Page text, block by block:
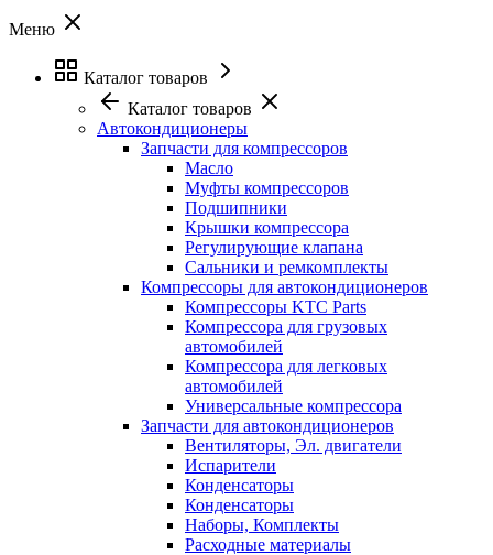
Меню
Каталог товаров
Каталог товаров
Автокондиционеры
Запчасти для компрессоров
Масло
Муфты компрессоров
Подшипники
Крышки компрессора
Регулирующие клапана
Сальники и ремкомплекты
Компрессоры для автокондиционеров
Компрессоры KTC Parts
Компрессора для грузовых
автомобилей
Компрессора для легковых
автомобилей
Универсальные компрессора
Запчасти для автокондиционеров
Вентиляторы, Эл. двигатели
Испарители
Конденсаторы
Конденсаторы
Наборы, Комплекты
Расходные материалы